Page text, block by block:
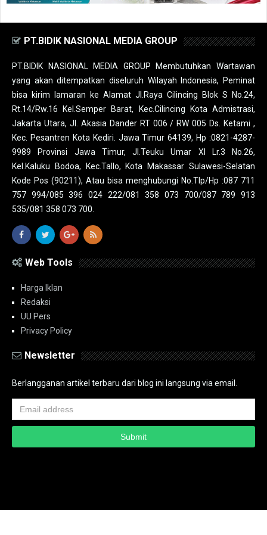
PT.BIDIK NASIONAL MEDIA GROUP
PT.BIDIK NASIONAL MEDIA GROUP Membutuhkan Wartawan
yang akan ditempatkan diseluruh Wilayah Indonesia, Peminat
bisa kirim lamaran ke Alamat Jl.Raya Cilincing Blok S No.24,
Rt.14/Rw.16 Kel.Semper Barat, Kec.Cilincing Kota Admistrasi,
Jakarta Utara, Jl. Akasia Dander RT 006 / RW 005 Ds. Ketami ,
Kec. Pesantren Kota Kediri. Jawa Timur 64139, Hp :0821-4287-
9989 Provinsi Jawa Timur, Jl.Teuku Umar XI Lr.3 No.26,
Kel.Kaluku Bodoa, Kec.Tallo, Kota Makassar Sulawesi-Selatan
Kode Pos (90211), Atau bisa menghubungi No.Tlp/Hp :087 711
757 994/085 396 024 222/081 358 073 700/087 789 913
535/081 358 073 700.
Web Tools
Harga Iklan
Redaksi
UU Pers
Privacy Policy
Newsletter
Berlangganan artikel terbaru dari blog ini langsung via email.